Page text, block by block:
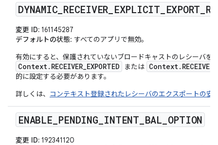
DYNAMIC RECEIVER EXPLICIT EXPORT
変更 ID: 161145287
デフォルトの状態: すべてのアプリで無効。
有効にすると、保護されていないブロードキャストのレシーバを
Context.RECEIVER_EXPORTED または
的に設定する必要があります。
詳しくは、 コンテキスト登録されたレシーバのエクスポートの安
ENABLE PENDING INTENT BAL OPTION
変更 ID: 192341120